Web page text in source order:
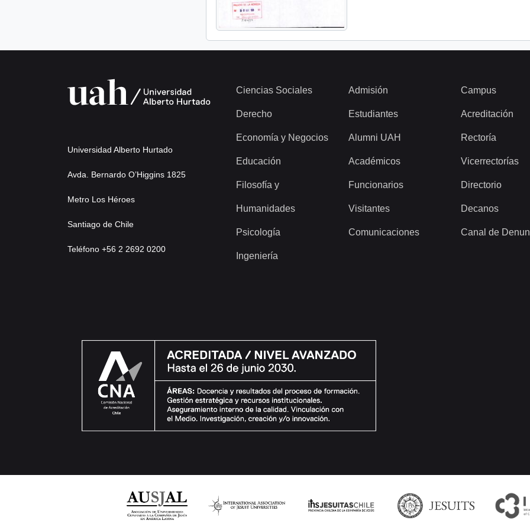
Universidad Alberto Hurtado
Avda. Bernardo O’Higgins 1825
Metro Los Héroes
Santiago de Chile
Teléfono +56 2 2692 0200
Ciencias Sociales
Derecho
Economía y Negocios
Educación
Filosofía y
Humanidades
Psicología
Ingeniería
Admisión
Estudiantes
Alumni UAH
Académicos
Funcionarios
Visitantes
Comunicaciones
Campus
Acreditación
Rectoría
Vicerrectorías
Directorio
Decanos
Canal de